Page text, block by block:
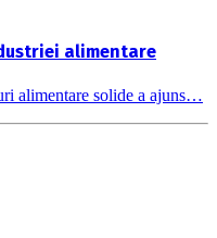
alimentare
alimentare solide a ajuns…